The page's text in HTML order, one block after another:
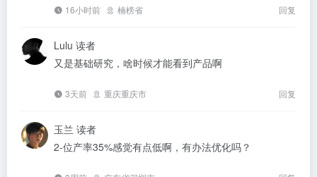
16小时前 楠榜省 回复
Lulu 读者
又是基础研究，啥时候才能看到产品啊
3天前 重庆重庆市 回复
玉兰 读者
2-位产率35%感觉有点低啊，有办法优化吗？